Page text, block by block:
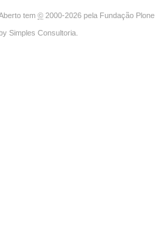
tem © 2000-2026 pela Fundação Plone
Simples Consultoria